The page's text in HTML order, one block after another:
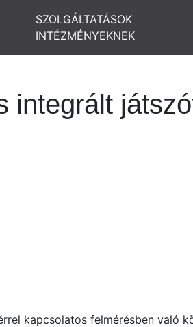
SZOLGÁLTATÁSOK
INTÉZMÉNYEKNEK
integrált
kapcsolatos felmérésben való